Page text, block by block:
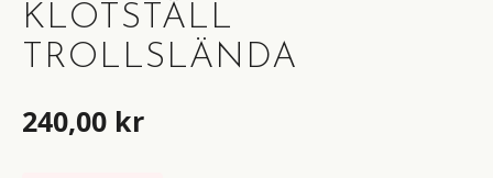
KLOTSTÄLL
TROLLSLÄNDA
240,00 kr